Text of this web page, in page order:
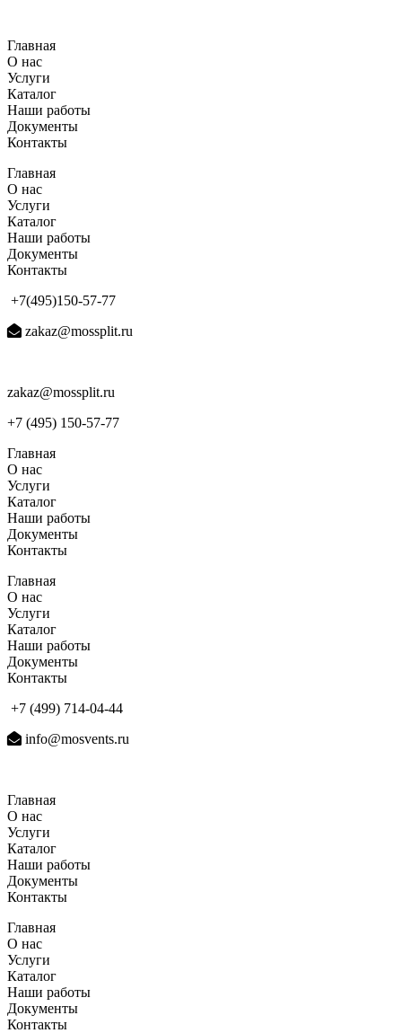
содержимому
Главная
О нас
Услуги
Каталог
Наши работы
Документы
Контакты
Главная
О нас
Услуги
Каталог
Наши работы
Документы
Контакты
+7(495)150-57-77
zakaz@mossplit.ru
zakaz@mossplit.ru
+7 (495) 150-57-77
Главная
О нас
Услуги
Каталог
Наши работы
Документы
Контакты
Главная
О нас
Услуги
Каталог
Наши работы
Документы
Контакты
+7 (499) 714-04-44
info@mosvents.ru
Главная
О нас
Услуги
Каталог
Наши работы
Документы
Контакты
Главная
О нас
Услуги
Каталог
Наши работы
Документы
Контакты